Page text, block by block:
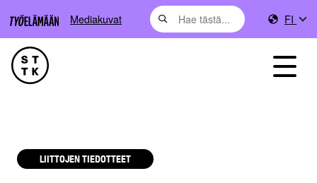
Mediakuvat FI
LIITTOJEN TIEDOTTEET